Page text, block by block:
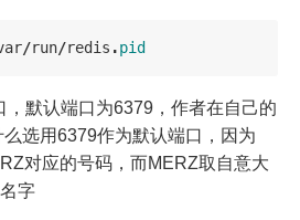
/run/redis .pid
默认端口为6379，作者在自己的
选用6379作为默认端口，因为
对应的号码，而MERZ取自意大
字